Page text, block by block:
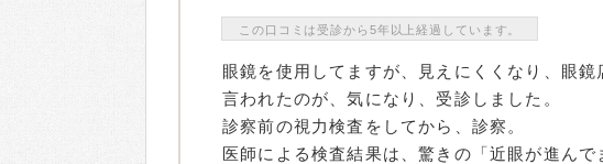
この口コミは受診から5年以上経過しています。
眼鏡を使用してますが、見えにくくなり、眼
言われたのが、気になり、受診しました。
診察前の視力検査をしてから、診察。
医師による検査結果は、驚きの「近眼が進んで